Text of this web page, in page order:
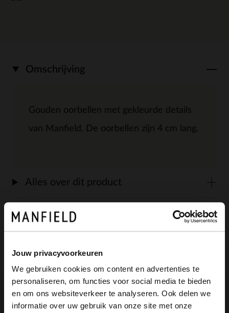
Jouw privacyvoorkeuren
We gebruiken cookies om content en advertenties te
personaliseren, om functies voor social media te bieden
en om ons websiteverkeer te analyseren. Ook delen we
informatie over uw gebruik van onze site met onze
Voor jou erbij gezocht
Omschrijving
Gouden oorbellen met gekleurde details
van Manfield. De oorbellen zijn 4 cm lang.
Alles over dit product
Maattabel
×
View this website in English?